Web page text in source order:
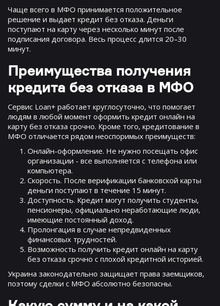
Чаще всего в МФО принимается положительное
решение и выдает кредит без отказа. Деньги
поступают на карту через несколько минут после
подписания договора. Весь процесс длится 20–30
минут.
Преимущества получения
кредита без отказа в МФО
Сервис Loan+ работает круглосуточно, что помогает
людям в любой момент оформить кредит онлайн на
карту без отказа срочно. Кроме того, кредитование в
МФО отличается рядом неоспоримых преимуществ:
Онлайн-оформление. Не нужно посещать офис
организации - все выполняется с телефона или
компьютера.
Скорость. После верификации банковской карты
деньги поступают в течение 15 минут.
Доступность. Кредит могут получить студенты,
пенсионеры, официально неработающие люди,
имеющие постоянный доход.
Пролонгация в случае непредвиденных
финансовых трудностей.
Возможность получить кредит онлайн на карту
без отказа срочно с плохой кредитной историей.
Украина законодательно защищает права заемщиков,
поэтому сделки с МФО абсолютно безопасны.